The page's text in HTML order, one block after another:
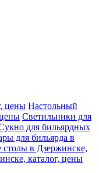
цены Настольный
Светильники для
для бильярдных
для бильярда в
столы в Дзержинске,
каталог, цены